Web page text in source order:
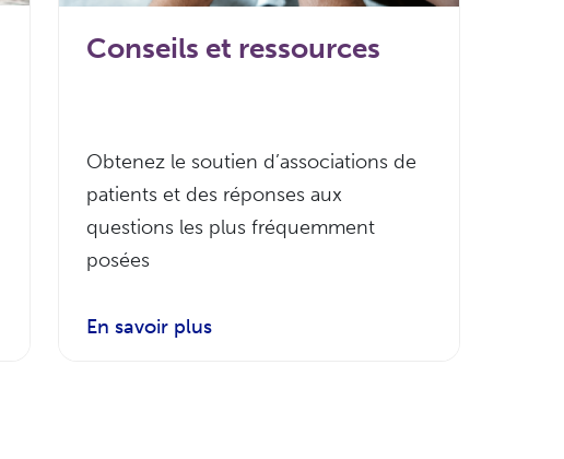
Conseils et ressources
Obtenez le soutien d’associations de
patients et des réponses aux
questions les plus fréquemment
posées
En savoir plus